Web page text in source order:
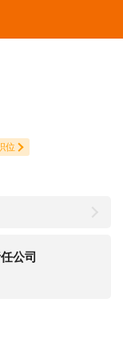
位
公司